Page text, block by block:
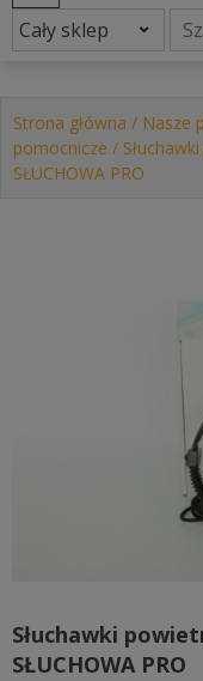
Strona główna / Nasze
pomocnicze /
SŁUCHOWA PRO
Słuchawki
SŁUCHOWA PRO